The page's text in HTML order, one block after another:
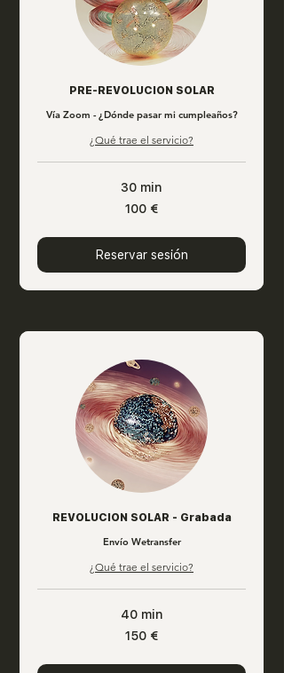
PRE-REVOLUCION SOLAR
Vía Zoom - ¿Dónde pasar mi cumpleaños?
¿Qué trae el servicio?
30 min
100 €
Reservar sesión
REVOLUCION SOLAR - Grabada
Envío Wetransfer
¿Qué trae el servicio?
40 min
150 €